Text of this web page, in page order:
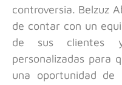
controversia. Belzuz
de contar con un
de sus clientes
personalizadas para
una oportunidad de